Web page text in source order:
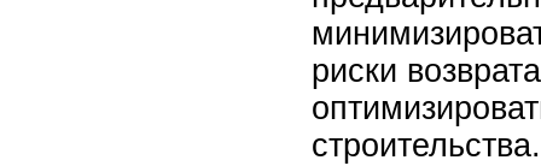
риски
строительства.